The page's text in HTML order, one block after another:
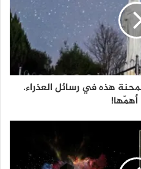
هذه في رسائل العذراء.
أهمّها!